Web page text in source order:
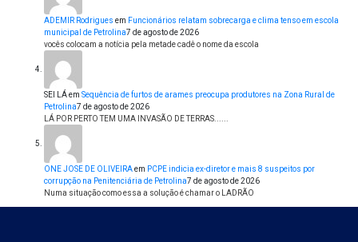
ADEMIR Rodrigues em Funcionários relatam sobrecarga e clima tenso em escola
municipal de Petrolina7 de agosto de 2026
vocês colocam a notícia pela metade cadê o nome da escola
SEI LÁem Sequência de furtos de arames preocupa produtores na Zona Rural de
Petrolina7 de agosto de 2026
LÁ POR PERTO TEM UMA INVASÃO DE TERRAS......
ONE JOSE DE OLIVEIRAem PCPE indicia ex-diretor e mais 8 suspeitos por
corrupção na Penitenciária de Petrolina7 de agosto de 2026
Numa situação como essa a solução é chamar o LADRÃO